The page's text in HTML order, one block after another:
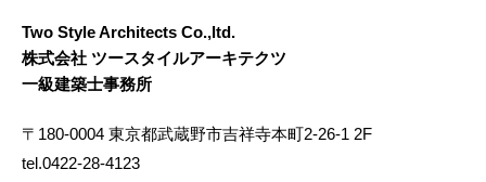
Two Style Architects Co.,ltd.
株式会社 ツースタイルアーキテクツ
一級建築士事務所
〒180-0004 東京都武蔵野市吉祥寺本町2-26-1 2F
tel.0422-28-4123